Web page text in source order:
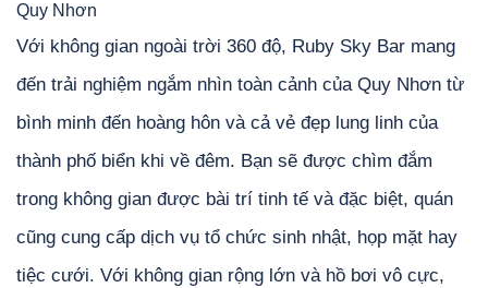
Quy Nhơn
Với không gian ngoài trời 360 độ, Ruby Sky Bar mang
đến trải nghiệm ngắm nhìn toàn cảnh của Quy Nhơn từ
bình minh đến hoàng hôn và cả vẻ đẹp lung linh của
thành phố biển khi về đêm. Bạn sẽ được chìm đắm
trong không gian được bài trí tinh tế và đặc biệt, quán
cũng cung cấp dịch vụ tổ chức sinh nhật, họp mặt hay
tiệc cưới. Với không gian rộng lớn và hồ bơi vô cực,